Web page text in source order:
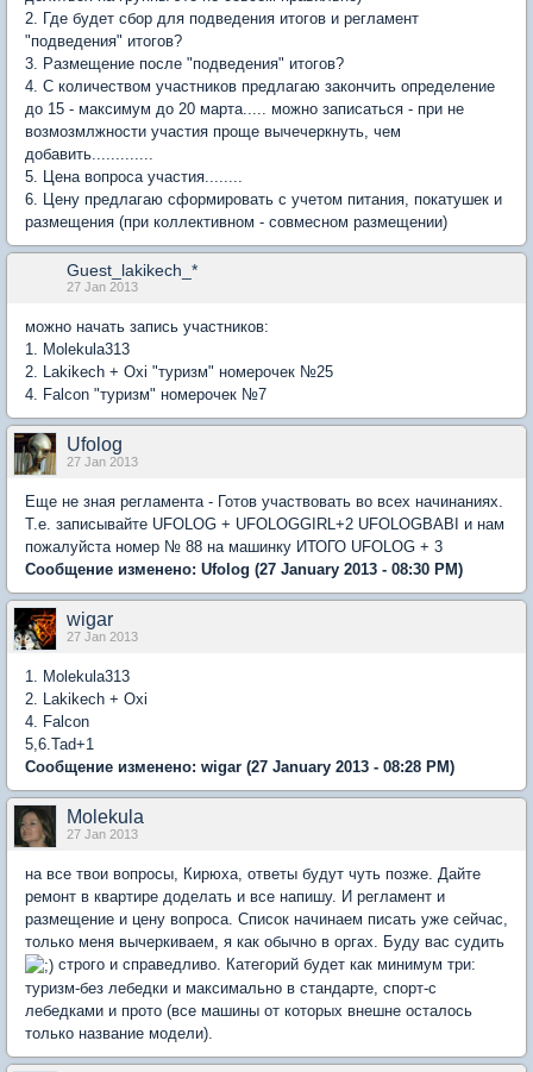
2. Где будет сбор для подведения итогов и регламент
"подведения" итогов?
3. Размещение после "подведения" итогов?
4. С количеством участников предлагаю закончить определение
до 15 - максимум до 20 марта..... можно записаться - при не
возмозмлжности участия проще вычечеркнуть, чем
добавить.............
5. Цена вопроса участия........
6. Цену предлагаю сформировать с учетом питания, покатушек и
размещения (при коллективном - совмесном размещении)
Guest_lakikech_*
27 Jan 2013
можно начать запись участников:
1. Molekula313
2. Lakikech + Oxi "туризм" номерочек №25
4. Falcon "туризм" номерочек №7
Ufolog
27 Jan 2013
Еще не зная регламента - Готов участвовать во всех начинаниях.
Т.е. записывайте UFOLOG + UFOLOGGIRL+2 UFOLOGBABI и нам
пожалуйста номер № 88 на машинку ИТОГО UFOLOG + 3
Сообщение изменено: Ufolog (27 January 2013 - 08:30 PM)
wigar
27 Jan 2013
1. Molekula313
2. Lakikech + Oxi
4. Falcon
5,6.Tad+1
Сообщение изменено: wigar (27 January 2013 - 08:28 PM)
Molekula
27 Jan 2013
на все твои вопросы, Кирюха, ответы будут чуть позже. Дайте
ремонт в квартире доделать и все напишу. И регламент и
размещение и цену вопроса. Список начинаем писать уже сейчас,
только меня вычеркиваем, я как обычно в оргах. Буду вас судить
строго и справедливо. Категорий будет как минимум три:
туризм-без лебедки и максимально в стандарте, спорт-с
лебедками и прото (все машины от которых внешне осталось
только название модели).